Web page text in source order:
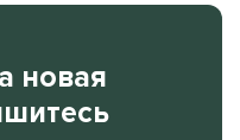
новая